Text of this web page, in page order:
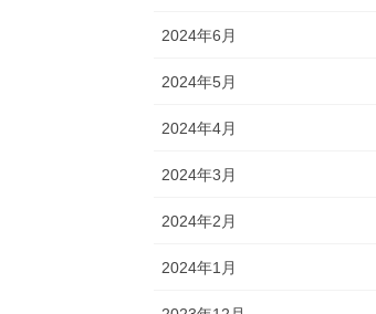
2024年6月
2024年5月
2024年4月
2024年3月
2024年2月
2024年1月